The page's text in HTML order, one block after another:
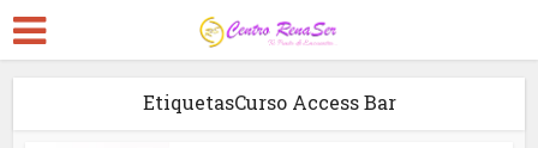
EtiquetasCurso Access Bar